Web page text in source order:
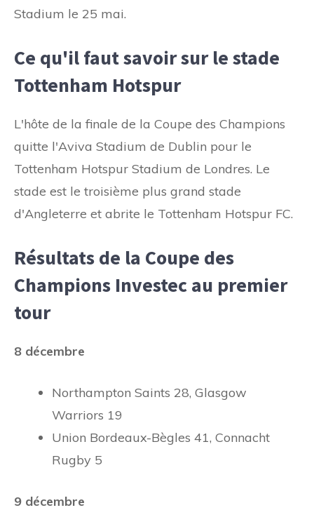
Stadium le 25 mai.
Ce qu'il faut savoir sur le stade
Tottenham Hotspur
L'hôte de la finale de la Coupe des Champions
quitte l'Aviva Stadium de Dublin pour le
Tottenham Hotspur Stadium de Londres. Le
stade est le troisième plus grand stade
d'Angleterre et abrite le Tottenham Hotspur FC.
Résultats de la Coupe des
Champions Investec au premier
tour
8 décembre
Northampton Saints 28, Glasgow
Warriors 19
Union Bordeaux-Bègles 41, Connacht
Rugby 5
9 décembre